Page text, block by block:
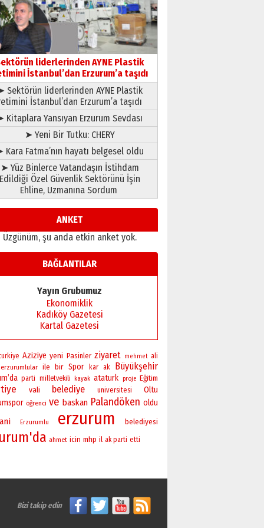
13 Mayıs 2026 Çarşamba
Esat BİNDESEN
Başkan Sekmen’den Erzurum’a
bir vizyon proje daha!
02 Ağustos 2026 Pazar
liderlerinden AYNE Plastik
İstanbul’dan Erzurum’a taşıdı
Sektörün liderlerinden AYNE Plastik
İstanbul’dan Erzurum’a taşıdı
Kitaplara Yansıyan Erzurum Sevdası
➤ Yeni Bir Tutku: CHERY
Kara Fatma’nın hayatı belgesel oldu
➤ Yüz Binlerce Vatandaşın İstihdam
Edildiği Özel Güvenlik Sektörünü İşin
Ehline, Uzmanına Sordum
ANKET
Üzgünüm, şu anda etkin anket yok.
BAĞLANTILAR
Yayın Grubumuz
Ekonomiklik
Kadıköy Gazetesi
Kartal Gazetesi
Aziziye yeni Pasinler ziyaret mehmet ali
erzurumlular ile bir Spor kar ak Büyükşehir
parti milletvekili kayak ataturk proje Eğitim
vali belediye universitesi
Oltu
öğrenci ve baskan Palandöken oldu
Erzurumlu erzurum belediyesi
ahmet icin mhp il ak parti etti
Bizi takip edin